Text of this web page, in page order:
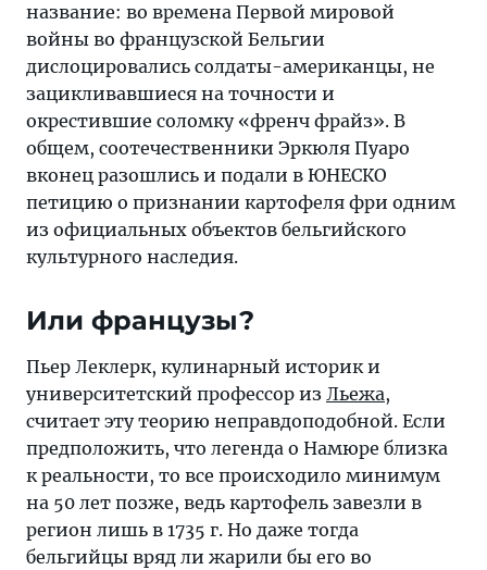
название: во времена Первой мировой
войны во французской Бельгии
дислоцировались солдаты-американцы, не
зацикливавшиеся на точности и
окрестившие соломку «френч фрайз». В
общем, соотечественники Эркюля Пуаро
вконец разошлись и подали в ЮНЕСКО
петицию о признании картофеля фри одним
из официальных объектов бельгийского
культурного наследия.
Или французы?
Пьер Леклерк, кулинарный историк и
университетский профессор из Льежа,
считает эту теорию неправдоподобной. Если
предположить, что легенда о Намюре близка
к реальности, то все происходило минимум
на 50 лет позже, ведь картофель завезли в
регион лишь в 1735 г. Но даже тогда
бельгийцы вряд ли жарили бы его во